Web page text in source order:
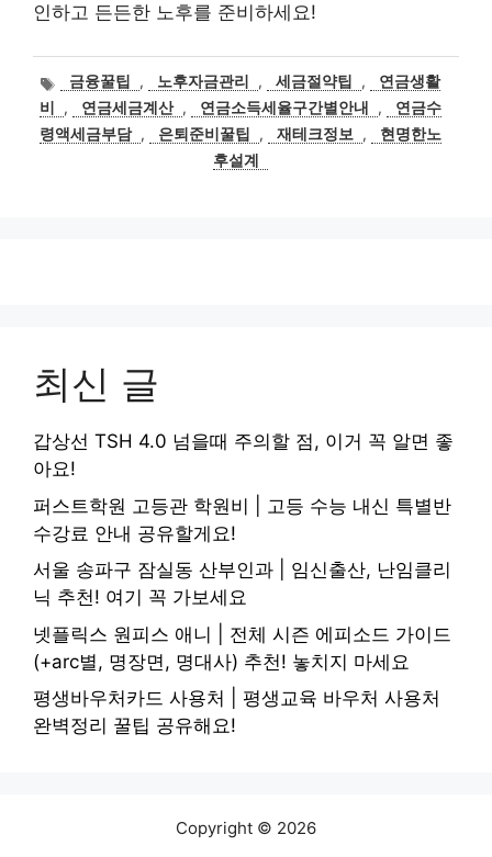
인하고 든든한 노후를 준비하세요!
태금융꿀팁 , 노후자금관리 , 세금절약팁 ,
연금생활
비
, 연금세금계산 , 연금소득세율구간별안내 ,
연금수
령액세금부담 , 은퇴준비꿀팁 , 재테크정보 ,
현명한노
후설계
최신 글
갑상선 TSH 4.0 넘을때 주의할 점, 이거 꼭 알면 좋
아요!
퍼스트학원 고등관 학원비 | 고등 수능 내신 특별반
수강료 안내 공유할게요!
서울 송파구 잠실동 산부인과 | 임신출산, 난임클리
닉 추천! 여기 꼭 가보세요
넷플릭스 원피스 애니 | 전체 시즌 에피소드 가이드
(+arc별, 명장면, 명대사) 추천! 놓치지 마세요
평생바우처카드 사용처 | 평생교육 바우처 사용처
완벽정리 꿀팁 공유해요!
Copyright © 2026